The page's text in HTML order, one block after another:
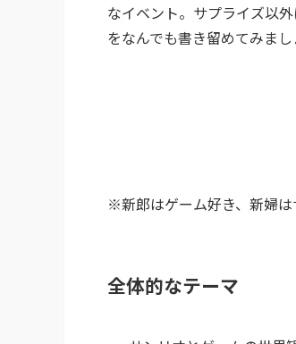
なイベント。サプライズ以
をなんでも書き留めてみまし
※新郎はゲーム好き、新婦
全体的なテーマ